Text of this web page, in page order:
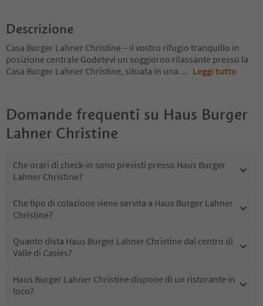
Descrizione
Casa Burger Lahner Christine – Il vostro rifugio tranquillo in
posizione centrale Godetevi un soggiorno rilassante presso la
Casa Burger Lahner Christine, situata in una ... Leggi tutto
Domande frequenti su Haus Burger
Lahner Christine
Che orari di check-in sono previsti presso Haus Burger
Lahner Christine?
Che tipo di colazione viene servita a Haus Burger Lahner
Christine?
Quanto dista Haus Burger Lahner Christine dal centro di
Valle di Casies?
Haus Burger Lahner Christine dispone di un ristorante in
loco?